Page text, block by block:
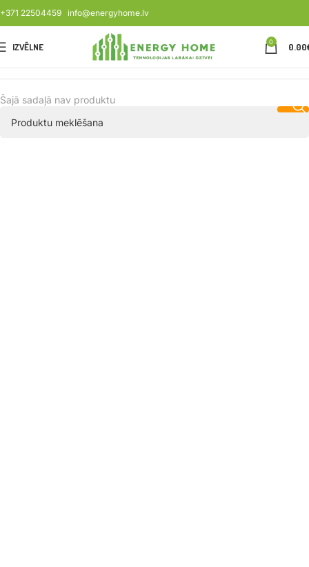
+371 22504459 info@energyhome.lv
IZVĒLNE 0 0.00
Šajā sadaļā nav produktu